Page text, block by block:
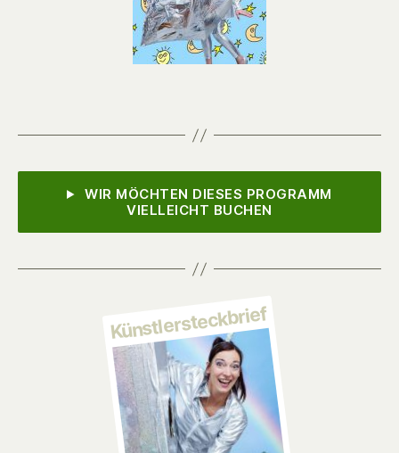
WIR MÖCHTEN DIESES PROGRAMM
VIELLEICHT BUCHEN
Künstlersteckbrief